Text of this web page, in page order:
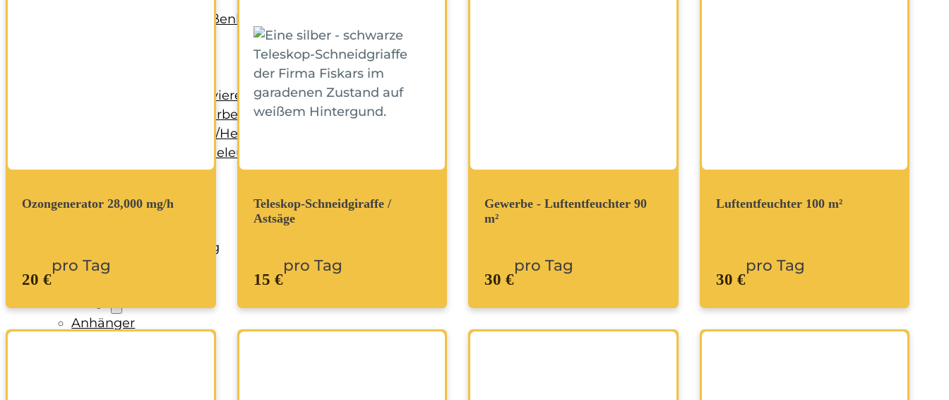
Garten-/Terrassen-/Außenbereich
Rohbau/Ausbau/Renovieren
Stein-/Beton-/Pflasterarbeiten
Leitern/Böcke/Gerüste/Hebebühnen
Messwerkzeuge und Beleuchtung
Umzug und Reinigung
Baustellenabsicherung
Bagger
Anhänger
Ozongenerator 28,000 mg/h
20 €
pro Tag
Teleskop-Schneidgiraffe /
Astsäge
15 €
pro Tag
Gewerbe - Luftentfeuchter 90
m²
30 €
pro Tag
Luftentfeuchter 100 m²
30 €
pro Tag